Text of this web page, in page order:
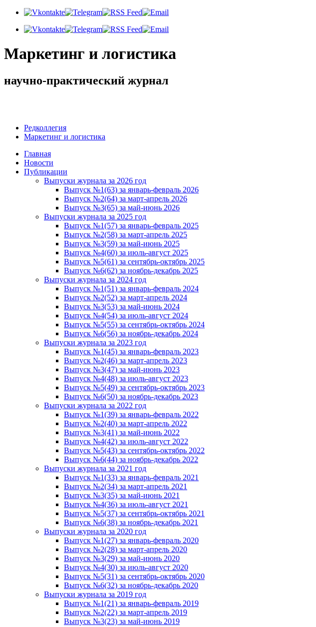
Маркетинг и логистика
научно-практический журнал
Редколлегия
Маркетинг и логистика
Главная
Новости
Публикации
Выпуски журнала за 2026 год
Выпуск №1(63) за январь-февраль 2026
Выпуск №2(64) за март-апрель 2026
Выпуск №3(65) за май-июнь 2026
Выпуски журнала за 2025 год
Выпуск №1(57) за январь-февраль 2025
Выпуск №2(58) за март-апрель 2025
Выпуск №3(59) за май-июнь 2025
Выпуск №4(60) за июль-август 2025
Выпуск №5(61) за сентябрь-октябрь 2025
Выпуск №6(62) за ноябрь-декабрь 2025
Выпуски журнала за 2024 год
Выпуск №1(51) за январь-февраль 2024
Выпуск №2(52) за март-апрель 2024
Выпуск №3(53) за май-июнь 2024
Выпуск №4(54) за июль-август 2024
Выпуск №5(55) за сентябрь-октябрь 2024
Выпуск №6(56) за ноябрь-декабрь 2024
Выпуски журнала за 2023 год
Выпуск №1(45) за январь-февраль 2023
Выпуск №2(46) за март-апрель 2023
Выпуск №3(47) за май-июнь 2023
Выпуск №4(48) за июль-август 2023
Выпуск №5(49) за сентябрь-октябрь 2023
Выпуск №6(50) за ноябрь-декабрь 2023
Выпуски журнала за 2022 год
Выпуск №1(39) за январь-февраль 2022
Выпуск №2(40) за март-апрель 2022
Выпуск №3(41) за май-июнь 2022
Выпуск №4(42) за июль-август 2022
Выпуск №5(43) за сентябрь-октябрь 2022
Выпуск №6(44) за ноябрь-декабрь 2022
Выпуски журнала за 2021 год
Выпуск №1(33) за январь-февраль 2021
Выпуск №2(34) за март-апрель 2021
Выпуск №3(35) за май-июнь 2021
Выпуск №4(36) за июль-август 2021
Выпуск №5(37) за сентябрь-октябрь 2021
Выпуск №6(38) за ноябрь-декабрь 2021
Выпуски журнала за 2020 год
Выпуск №1(27) за январь-февраль 2020
Выпуск №2(28) за март-апрель 2020
Выпуск №3(29) за май-июнь 2020
Выпуск №4(30) за июль-август 2020
Выпуск №5(31) за сентябрь-октябрь 2020
Выпуск №6(32) за ноябрь-декабрь 2020
Выпуски журнала за 2019 год
Выпуск №1(21) за январь-февраль 2019
Выпуск №2(22) за март-апрель 2019
Выпуск №3(23) за май-июнь 2019